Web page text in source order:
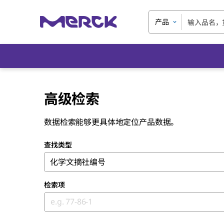
产品
高级检索
数据检索能够更具体地定位产品数据。
查找类型
化学文摘社编号
检索项